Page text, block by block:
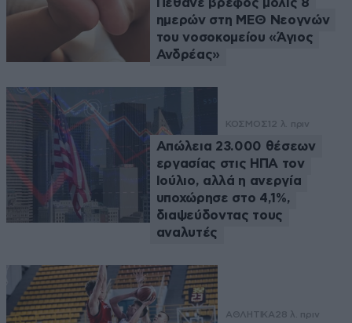
Πέθανε βρέφος μόλις 8
ημερών στη ΜΕΘ Νεογνών
του νοσοκομείου «Άγιος
Ανδρέας»
ΚΟΣΜΟΣ 12 λ. πριν
Απώλεια 23.000 θέσεων
εργασίας στις ΗΠΑ τον
Ιούλιο, αλλά η ανεργία
υποχώρησε στο 4,1%,
διαψεύδοντας τους
αναλυτές
ΑΘΛΗΤΙΚΑ28 λ. πριν